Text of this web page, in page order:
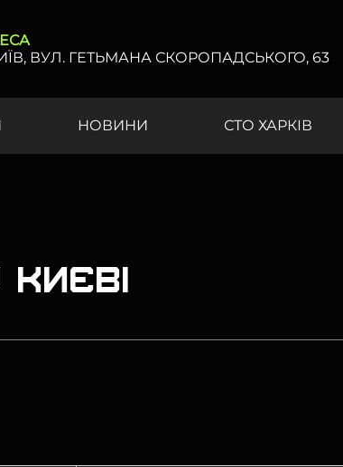
ВУЛ. ГЕТЬМАНА СКОРОПАДСЬКОГО, 63
НОВИНИ СТО ХАРКІВ